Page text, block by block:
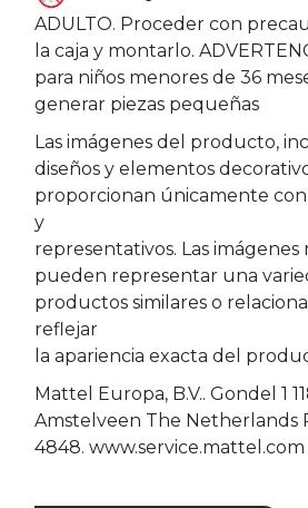
ADULTO. Proceder con
la caja y montarlo.
para niños menores de 36
generar piezas pequeñas
Las imágenes del producto,
diseños y elementos
proporcionan únicamente
y
representativos. Las imágenes
pueden representar una
productos similares o
reflejar
la apariencia exacta del
Mattel Europa, B.V.. Gondel 1
Amstelveen The Netherlands
4848. www.service.mattel.com